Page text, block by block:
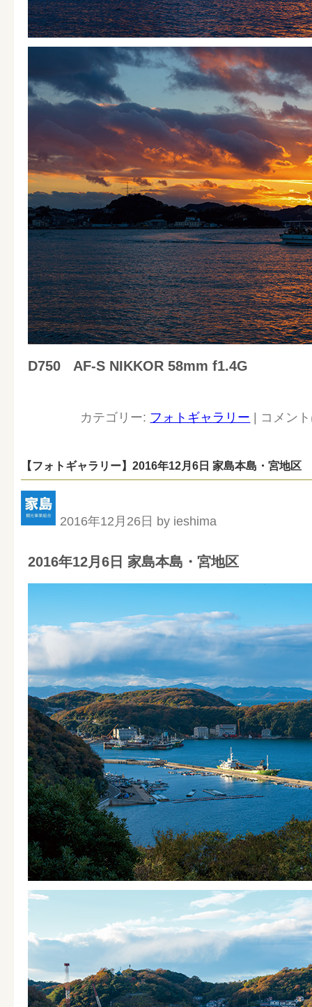
D750 AF-S NIKKOR 58mm f1.4G
カテゴリー: フォトギャラリー | コメン
【フォトギャラリー】2016年12月6日 家島本島・宮地区
2016年12月26日 by ieshima
2016年12月6日 家島本島・宮地区